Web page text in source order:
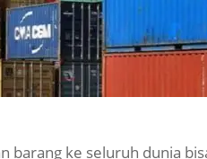
barang ke seluruh dunia